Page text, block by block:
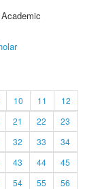
10 11
12
21 22
23
32 33
34
43 44
45
54 55
56